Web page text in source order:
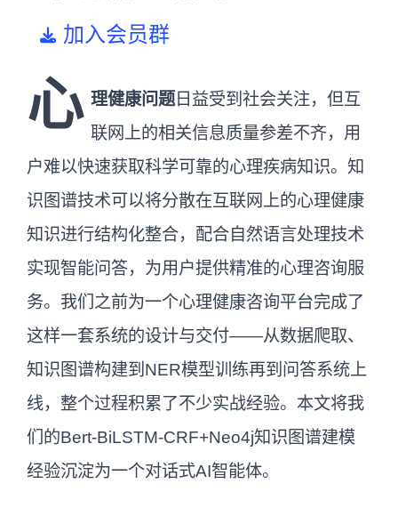
加入会员群
心 理健康问题日益受到社会关注，但互
联网上的相关信息质量参差不齐，用
户难以快速获取科学可靠的心理疾病知识。知
识图谱技术可以将分散在互联网上的心理健康
知识进行结构化整合，配合自然语言处理技术
实现智能问答，为用户提供精准的心理咨询服
务。我们之前为一个心理健康咨询平台完成了
这样一套系统的设计与交付——从数据爬取、
知识图谱构建到NER模型训练再到问答系统上
线，整个过程积累了不少实战经验。本文将我
们的Bert-BiLSTM-CRF+Neo4j知识图谱建模
经验沉淀为一个对话式AI智能体。